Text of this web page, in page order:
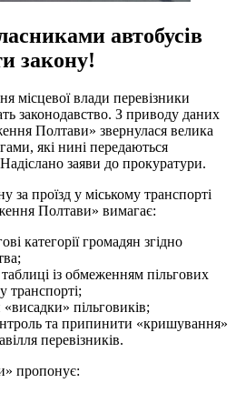
автобусів
закону!
місцевої влади перевізники
законодавство. З приводу даних
Полтави» звернулася велика
які нині передаються
заяви до прокуратури.
проїзд у міському транспорті
Полтави» вимагає:
категорії громадян згідно
із обмеженням пільгових
транспорті;
пільговиків;
та припинити «кришування»
перевізників.
пропонує: